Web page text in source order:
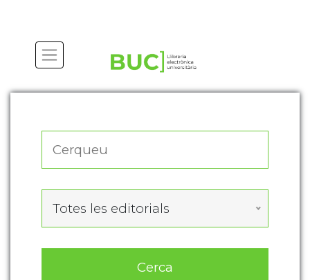
Totes les editorials
Cerca